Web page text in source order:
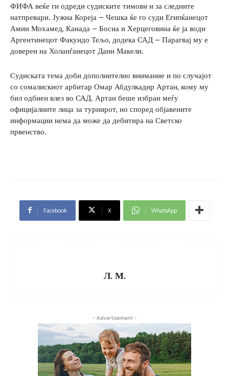
ФИФА веќе ги одреди судиските тимови и за следните
натпревари. Јужна Кореја – Чешка ќе го суди Египќанецот
Амин Мохамед, Канада – Босна и Херцеговина ќе ја води
Аргентинецот Факундо Тељо, додека САД – Парагвај му е
доверен на Холанѓанецот Дани Макели.
Судиската тема доби дополнително внимание и по случајот
со сомалискиот арбитар Омар Абдулкадир Артан, кому му
бил одбиен влез во САД. Артан беше избран меѓу
официјалните лица за турнирот, но според објавените
информации нема да може да дебитира на Светско
првенство.
Facebook X WhatsApp
Л. М.
- Advertisement -